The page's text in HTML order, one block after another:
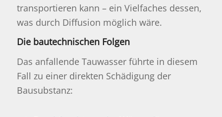
transportieren kann – ein Vielfaches dessen,
was durch Diffusion möglich wäre.
Die bautechnischen Folgen
Das anfallende Tauwasser führte in diesem
Fall zu einer direkten Schädigung der
Bausubstanz: